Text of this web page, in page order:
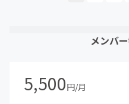
メンバ
5,500円/月